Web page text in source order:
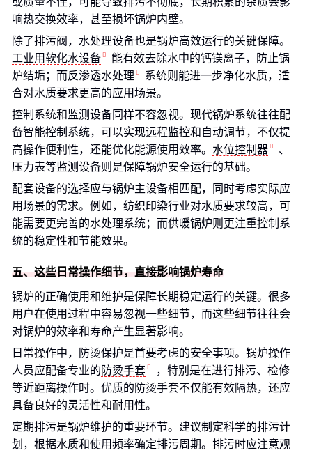
响热交换效率，甚至损坏锅炉内壁。
除了排污阀，水处理设备也是锅炉高效运行的关键保障。
工业用软化水设备
能有效去除水中的钙镁离子，防止锅
炉结垢；而反渗透水处理
系统则能进一步净化水质，适
合对水质要求更高的应用场景。
控制系统和监测设备同样不容忽视。现代锅炉系统往往配
备智能控制系统，可以实现远程监控和自动调节，不仅提
高操作便利性，还能优化能源使用效率。 水位控制器
、
压力表等监测设备则是保障锅炉安全运行的基础。
配套设备的选择应与锅炉主设备相匹配，同时考虑实际应
用场景的需求。例如，纺织印染行业对水质要求较高，可
能需要更完善的水处理系统；而供暖锅炉则更注重控制系
统的稳定性和节能效果。
五、这些日常操作细节，直接影响锅炉寿命
锅炉的正确使用和维护是保障长期稳定运行的关键。很多
用户在使用过程中容易忽视一些细节，而这些细节往往会
对锅炉的效率和寿命产生显著影响。
日常操作中，防烫保护是首要考虑的安全事项。锅炉操作
人员应配备专业的 防烫手套
，特别是在进行排污、检修
等近距离操作时。优质的防烫手套不仅能有效隔热，还应
具备良好的灵活性和耐用性。
定期排污是锅炉维护的重要环节。建议制定科学的排污计
划，根据水质和使用频率确定排污周期。排污时应注意观